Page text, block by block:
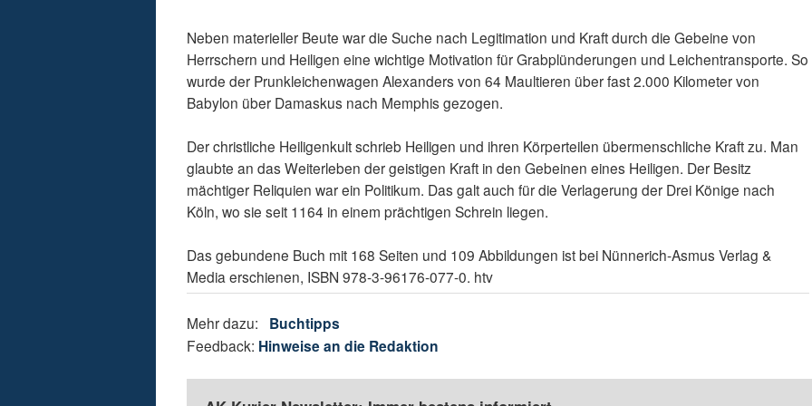
Neben materieller Beute war die Suche nach Legitimation und Kraft durch die Gebeine von
Herrschern und Heiligen eine wichtige Motivation für Grabplünderungen und Leichentransporte. So
wurde der Prunkleichenwagen Alexanders von 64 Maultieren über fast 2.000 Kilometer von
Babylon über Damaskus nach Memphis gezogen.
Der christliche Heiligenkult schrieb Heiligen und ihren Körperteilen übermenschliche Kraft zu. Man
glaubte an das Weiterleben der geistigen Kraft in den Gebeinen eines Heiligen. Der Besitz
mächtiger Reliquien war ein Politikum. Das galt auch für die Verlagerung der Drei Könige nach
Köln, wo sie seit 1164 in einem prächtigen Schrein liegen.
Das gebundene Buch mit 168 Seiten und 109 Abbildungen ist bei Nünnerich-Asmus Verlag &
Media erschienen, ISBN 978-3-96176-077-0. htv
Mehr dazu: Buchtipps
Feedback: Hinweise an die Redaktion